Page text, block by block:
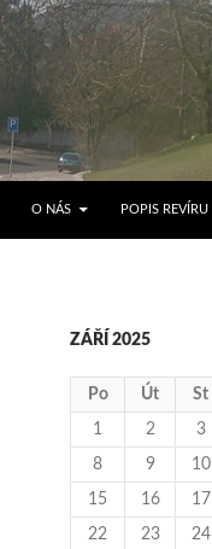
O NÁS POPIS REVÍRU
ZÁŘÍ 2025
Po Út St
1 2 3
8 9 10
15 16 17
22 23 24